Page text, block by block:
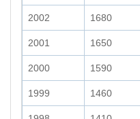
2002 1680
2001 1650
2000 1590
1999 1460